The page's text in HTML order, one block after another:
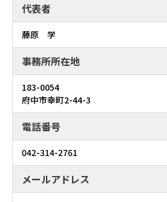
代表者
藤原 学
事務所所在地
183-0054
府中市幸町2-44-3
電話番号
042-314-2761
メールアドレス